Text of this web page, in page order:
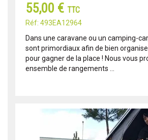
55,00 € TTC
Réf: 493EA12964
Dans une caravane ou un camping-
sont primordiaux afin de bien
pour gagner de la place ! Nous vous
ensemble de rangements ...